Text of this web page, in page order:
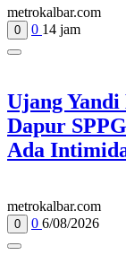
metrokalbar.com
0 0 14 jam
Ujang
Dapur
Ada
metrokalbar.com
0 0 6/08/2026